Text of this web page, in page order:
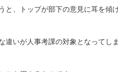
、トップが部下の意見に耳を傾
違いが人事考課の対象となってし